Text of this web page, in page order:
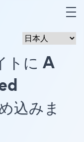
トに A
込みま